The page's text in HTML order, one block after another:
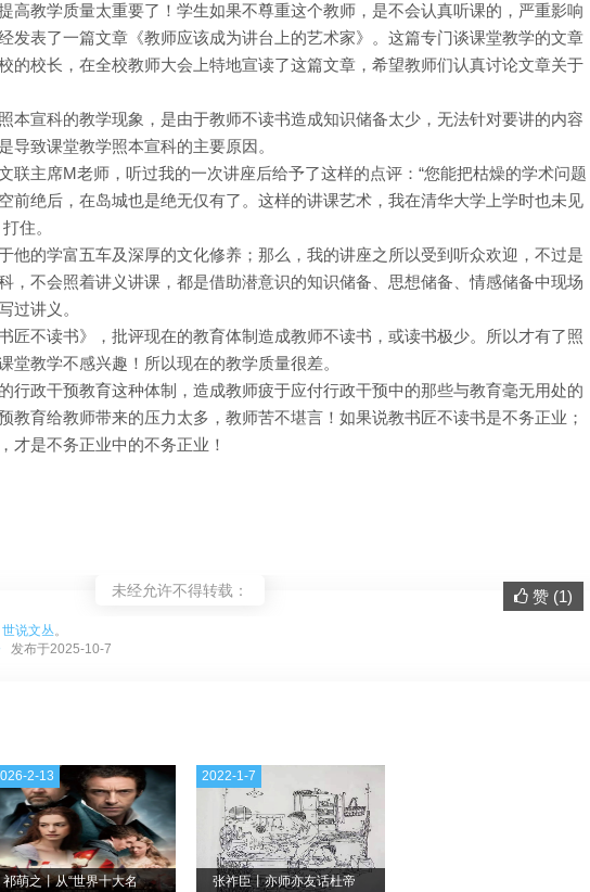
高教学质量太重要了！学生如果不尊重这个教师，是不会认真听课的，严重影响
发表了一篇文章《教师应该成为讲台上的艺术家》。这篇专门谈课堂教学的文章
的校长，在全校教师大会上特地宣读了这篇文章，希望教师们认真讨论文章关于
本宣科的教学现象，是由于教师不读书造成知识储备太少，无法针对要讲的内容
导致课堂教学照本宣科的主要原因。
联主席M老师，听过我的一次讲座后给予了这样的点评：“您能把枯燥的学术问题
前绝后，在岛城也是绝无仅有了。这样的讲课艺术，我在清华大学上学时也未见
住。
他的学富五车及深厚的文化修养；那么，我的讲座之所以受到听众欢迎，不过是
，不会照着讲义讲课，都是借助潜意识的知识储备、思想储备、情感储备中现场
过讲义。
匠不读书》，批评现在的教育体制造成教师不读书，或读书极少。所以才有了照
堂教学不感兴趣！所以现在的教学质量很差。
行政干预教育这种体制，造成教师疲于应付行政干预中的那些与教育毫无用处的
教育给教师带来的压力太多，教师苦不堪言！如果说教书匠不读书是不务正业；
才是不务正业中的不务正业！
赞 (1)
未经允许不得转载：
世说文丛。
发布于2025-10-7
祁萌之丨从“世界十大名
2-13
张祚臣丨亦师亦友话杜帝
2022-1-7